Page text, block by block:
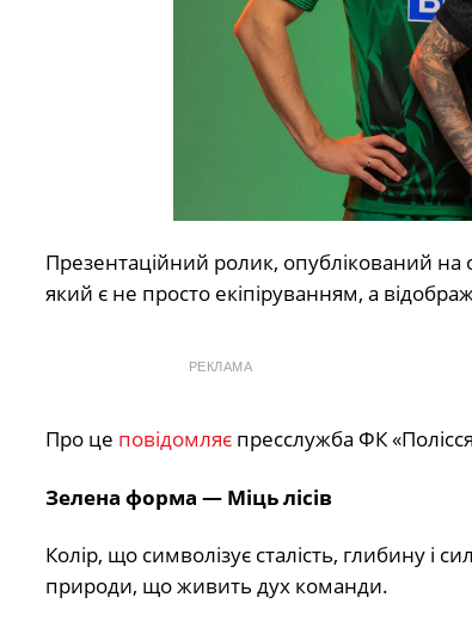
Презентаційний ролик, опублікований на
який є не просто екіпіруванням, а
РЕКЛАМА
Про це повідомляє пресслужба ФК
Зелена форма — Міць лісів
Колір, що символізує сталість, глибину і
природи, що живить дух команди.